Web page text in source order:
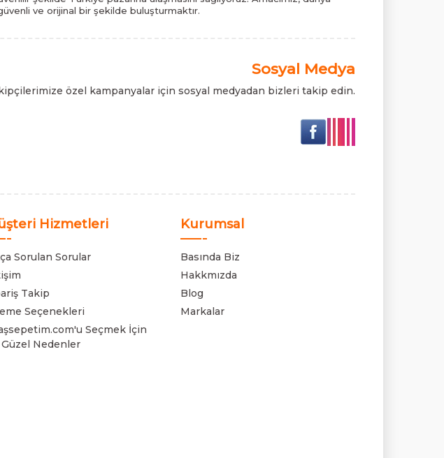
ve orijinal bir şekilde buluşturmaktır.
Sosyal Medya
özel kampanyalar için sosyal medyadan bizleri takip edin.
Hizmetleri
Sorulan Sorular
Takip
Seçenekleri
Seçmek İçin
Nedenler
Kurumsal
Basında Biz
Hakkmızda
Blog
Markalar